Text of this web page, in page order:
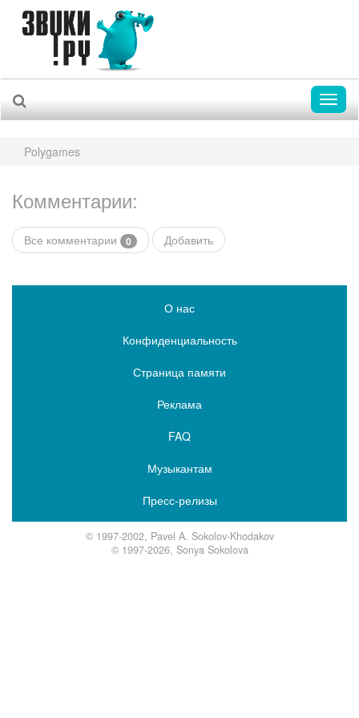
Polygames
Комментарии:
Все комментарии 0 Добавить
О нас
Конфиденциальность
Страница памяти
Реклама
FAQ
Музыкантам
Пресс-релизы
© 1997-2002, Pavel A. Sokolov-Khodakov
© 1997-2026, Sonya Sokolova